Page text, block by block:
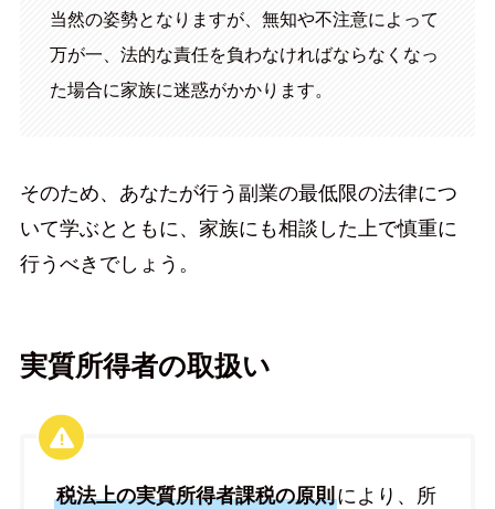
当然の姿勢となりますが、無知や不注意によって
万が一、法的な責任を負わなければならなくなっ
た場合に家族に迷惑がかかります。
そのため、あなたが行う副業の最低限の法律につ
いて学ぶとともに、家族にも相談した上で慎重に
行うべきでしょう。
実質所得者の取扱い
税法上の実質所得者課税の原則により、所